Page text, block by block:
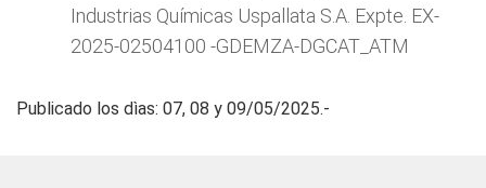
Industrias Químicas Uspallata S.A. Expte. EX-
2025-02504100 -GDEMZA-DGCAT_ATM
Publicado los dìas: 07, 08 y 09/05/2025.-